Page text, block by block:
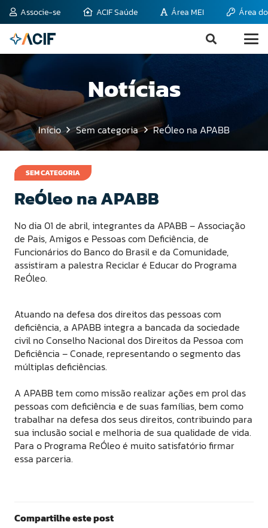
Associe-se ACIF Saúde Área MEI Área
Notícias
Início Sem categoria ReÓleo na APABB
SEM CATEGORIA
8 de abril de 2015
ReÓleo na APABB
No dia 01 de abril, integrantes da APABB – Associação
de Pais, Amigos e Pessoas com Deficiência, de
Funcionários do Banco do Brasil e da Comunidade,
assistiram a palestra Reciclar é Educar do Programa
ReÓleo.
Atuando na defesa dos direitos das pessoas com
deficiência, a APABB integra a bancada da sociedade
civil no Conselho Nacional dos Direitos da Pessoa com
Deficiência – Conade, representando o segmento das
múltiplas deficiências.
A APABB tem como missão realizar ações em prol das
pessoas com deficiência e de suas famílias, bem como
trabalhar na defesa dos seus direitos, contribuindo para
sua inclusão social e melhoria de sua qualidade de vida.
Para o Programa ReÓleo é muito satisfatório firmar
essa parceria.
Compartilhe este post